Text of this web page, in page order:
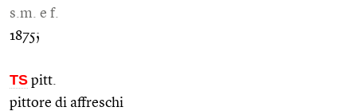
s.m. e f.
1875;
TS pitt.
pittore di affreschi